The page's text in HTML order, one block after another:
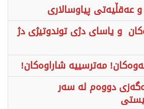
و عەقڵیەتی پیاوسالاری
و یاسای دژی توندوتیژی دژ
مەترسییە شاراوەکان!
دووەم لە سەر